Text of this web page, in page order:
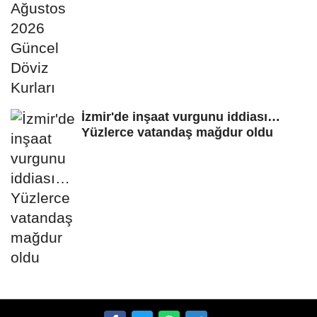
İzmir'de inşaat vurgunu iddiası…
Yüzlerce vatandaş mağdur oldu